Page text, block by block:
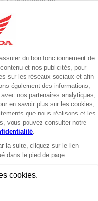
de traitement
du présent Site (y compris
de données à
de personnes
au traitement des
Europe Ltd (France) et
à :
aux seules fins